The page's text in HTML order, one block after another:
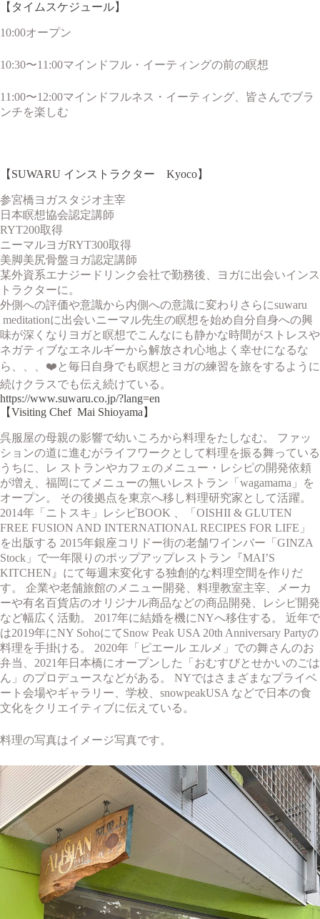
【タイムスケジュール】
10:00オープン
10:30〜11:00マインドフル・イーティングの前の瞑想
11:00〜12:00マインドフルネス・イーティング、皆さんでブラ
ンチを楽しむ
【SUWARU インストラクター Kyoco】
参宮橋ヨガスタジオ主宰
日本瞑想協会認定講師
RYT200取得
ニーマルヨガRYT300取得
美脚美尻骨盤ヨガ認定講師
某外資系エナジードリンク会社で勤務後、ヨガに出会いインス
トラクターに。
外側への評価や意識から内側への意識に変わりさらにsuwaru
meditationに出会いニーマル先生の瞑想を始め自分自身への興
味が深くなりヨガと瞑想でこんなにも静かな時間がストレスや
ネガティブなエネルギーから解放され心地よく幸せになるな
ら、、、❤️と毎日自身でも瞑想とヨガの練習を旅をするように
続けクラスでも伝え続けている。
https://www.suwaru.co.jp/?lang=en
【Visiting Chef Mai Shioyama 】
呉服屋の母親の影響で幼いころから料理をたしなむ。 ファッ
ションの道に進むがライフワークとして料理を振る舞っている
うちに、レ ストランやカフェのメニュー・レシピの開発依頼
が増え、福岡にてメニューの無いレストラン「wagamama」を
オープン。 その後拠点を東京へ移し料理研究家として活躍。
2014年「ニトスキ」レシピBOOK 、「OISHII & GLUTEN
FREE FUSION AND INTERNATIONAL RECIPES FOR LIFE」
を出版する 2015年銀座コリドー街の老舗ワインバー「GINZA
Stock」で一年限りのポップアップレストラン『MAI’S
KITCHEN』にて毎週末変化する独創的な料理空間を作りだ
す。 企業や老舗旅館のメニュー開発、料理教室主宰、メーカ
ーや有名百貨店のオリジナル商品などの商品開発、レシピ開発
など幅広く活動。 2017年に結婚を機にNYへ移住する。 近年で
は2019年にNY SohoにてSnow Peak USA 20th Anniversary Partyの
料理を手掛ける。 2020年「ピエール エルメ」での舞さんのお
弁当、2021年日本橋にオープンした「おむすびとせかいのごは
ん」のプロデュースなどがある。 NYではさまざまなプライベ
ート会場やギャラリー、学校、snowpeakUSA などで日本の食
文化をクリエイティブに伝えている。
料理の写真はイメージ写真です。